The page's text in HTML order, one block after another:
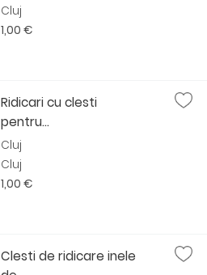
Cluj
1,00 €
Ridicari cu clesti
pentru...
Cluj
Cluj
1,00 €
Clesti de ridicare inele